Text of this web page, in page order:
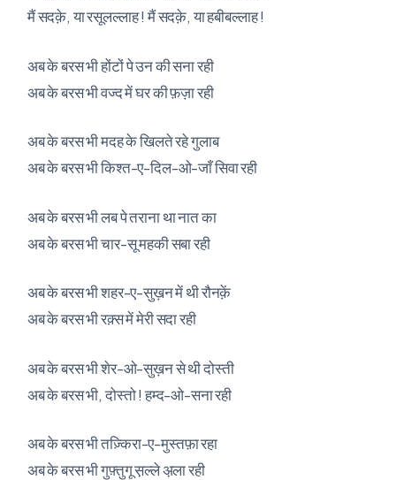
मैं सदक़े, या रसूलल्लाह ! मैं सदक़े, या हबीबल्लाह !
अब के बरस भी होंटों पे उन की सना रही
अब के बरस भी वज्द में घर की फ़ज़ा रही
अब के बरस भी मदह के खिलते रहे गुलाब
अब के बरस भी किश्त-ए-दिल-ओ-जाँ सिवा रही
अब के बरस भी लब पे तराना था नात का
अब के बरस भी चार-सू महकी सबा रही
अब के बरस भी शहर-ए-सुख़न में थी रौनक़ें
अब के बरस भी रक़्स में मेरी सदा रही
अब के बरस भी शेर-ओ-सुख़न से थी दोस्ती
अब के बरस भी, दोस्तो ! हम्द-ओ-सना रही
अब के बरस भी तज़्किरा-ए-मुस्तफ़ा रहा
अब के बरस भी गुफ़्तुगू स़ल्ले अ़ला रही